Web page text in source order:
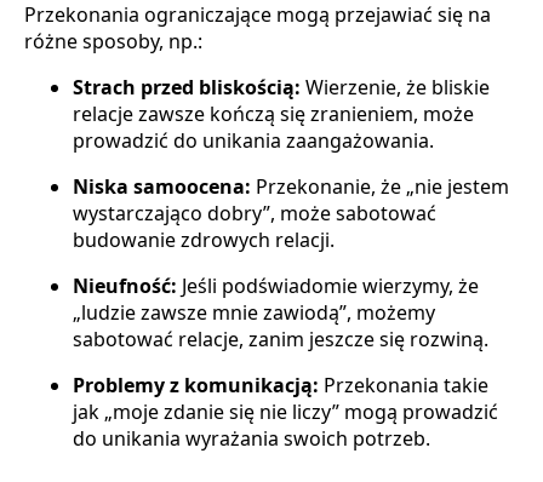
Przekonania ograniczające mogą przejawiać się na
różne sposoby, np.:
Strach przed bliskością: Wierzenie, że bliskie
relacje zawsze kończą się zranieniem, może
prowadzić do unikania zaangażowania.
Niska samoocena: Przekonanie, że „nie jestem
wystarczająco dobry”, może sabotować
budowanie zdrowych relacji.
Nieufność: Jeśli podświadomie wierzymy, że
„ludzie zawsze mnie zawiodą”, możemy
sabotować relacje, zanim jeszcze się rozwiną.
Problemy z komunikacją: Przekonania takie
jak „moje zdanie się nie liczy” mogą prowadzić
do unikania wyrażania swoich potrzeb.